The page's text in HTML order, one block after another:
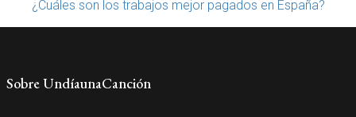
¿Cuáles son los trabajos mejor pagados en España?
Sobre UndíaunaCanción